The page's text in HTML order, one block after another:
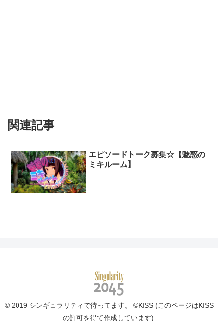
関連記事
エピソードトーク募集☆【魅惑の
ミキルーム】
© 2019 シンギュラリティで待ってます。 ©KISS (このページはKISS
の許可を得て作成しています).